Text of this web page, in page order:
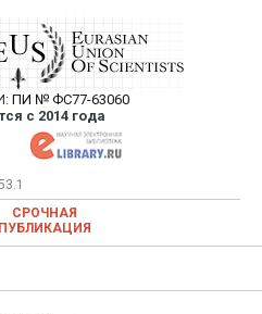
Союз Ученых —
статей в
журнале
ПИ № ФС77-63060
с 2014 года
публикация научных статей в
научном журнале
СРОЧНАЯ
ПУБЛИКАЦИЯ